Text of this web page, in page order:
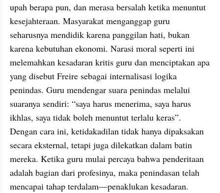
upah berapa pun, dan merasa bersalah ketika menuntut
kesejahteraan. Masyarakat menganggap guru
seharusnya mendidik karena panggilan hati, bukan
karena kebutuhan ekonomi. Narasi moral seperti ini
melemahkan kesadaran kritis guru dan menciptakan apa
yang disebut Freire sebagai internalisasi logika
penindas. Guru mendengar suara penindas melalui
suaranya sendiri: “saya harus menerima, saya harus
ikhlas, saya tidak boleh menuntut terlalu keras”.
Dengan cara ini, ketidakadilan tidak hanya dipaksakan
secara eksternal, tetapi juga dilekatkan dalam batin
mereka. Ketika guru mulai percaya bahwa penderitaan
adalah bagian dari profesinya, maka penindasan telah
mencapai tahap terdalam—penaklukan kesadaran.